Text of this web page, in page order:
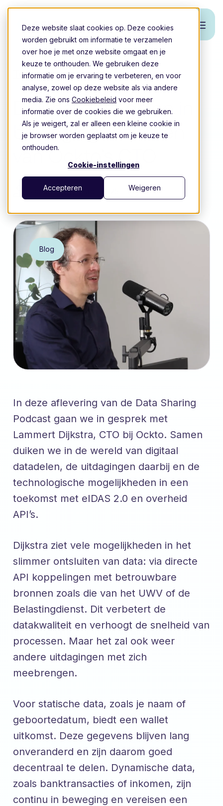
Deze website slaat cookies op. Deze cookies
worden gebruikt om informatie te verzamelen
over hoe je met onze website omgaat en je
keuze te onthouden. We gebruiken deze
informatie om je ervaring te verbeteren, en voor
analyse, zowel op deze website als via andere
media. Zie ons Cookiebeleid voor meer
informatie over de cookies die we gebruiken.
Als je weigert, zal er alleen een kleine cookie in
je browser worden geplaatst om je keuze te
onthouden.
Cookie-instellingen
Accepteren Weigeren
Terug naar overzicht
Digitaal data delen in
beweging: inzichten
van Ockto’s CTO
Ockto 1 apr 2025 2 min
Blog
In deze aflevering van de Data Sharing
Podcast gaan we in gesprek met
Lammert Dijkstra, CTO bij Ockto. Samen
duiken we in de wereld van digitaal
datadelen, de uitdagingen daarbij en de
technologische mogelijkheden in een
toekomst met eIDAS 2.0 en overheid
API’s.
Dijkstra ziet vele mogelijkheden in het
slimmer ontsluiten van data: via directe
API koppelingen met betrouwbare
bronnen zoals die van het UWV of de
Belastingdienst. Dit verbetert de
datakwaliteit en verhoogt de snelheid van
processen. Maar het zal ook weer
andere uitdagingen met zich
meebrengen.
Voor statische data, zoals je naam of
geboortedatum, biedt een wallet
uitkomst. Deze gegevens blijven lang
onveranderd en zijn daarom goed
decentraal te delen. Dynamische data,
zoals banktransacties of inkomen, zijn
continu in beweging en vereisen een